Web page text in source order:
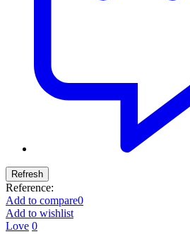
Reference:
Add to compare0
Add to wishlist
Love 0